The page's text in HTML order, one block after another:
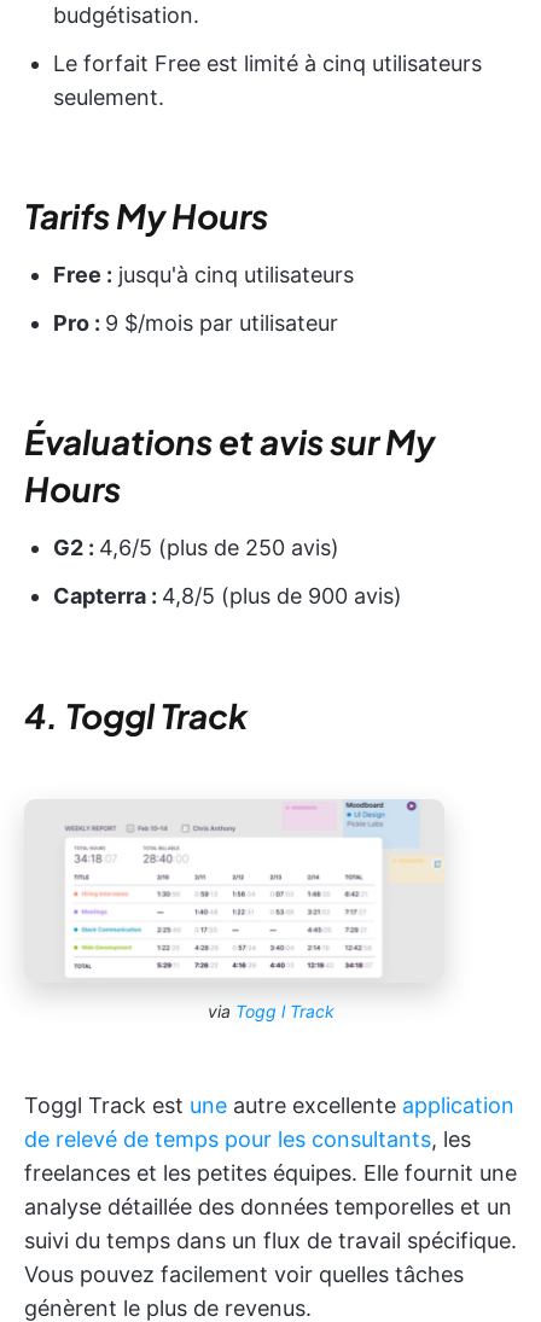
budgétisation.
Le forfait Free est limité à cinq utilisateurs
seulement.
Tarifs My Hours
Free : jusqu'à cinq utilisateurs
Pro : 9 $/mois par utilisateur
Évaluations et avis sur My
Hours
G2 : 4,6/5 (plus de 250 avis)
Capterra : 4,8/5 (plus de 900 avis)
4. Toggl Track
via Togg l Track
Toggl Track est une autre excellente application
de relevé de temps pour les consultants, les
freelances et les petites équipes. Elle fournit une
analyse détaillée des données temporelles et un
suivi du temps dans un flux de travail spécifique.
Vous pouvez facilement voir quelles tâches
génèrent le plus de revenus.